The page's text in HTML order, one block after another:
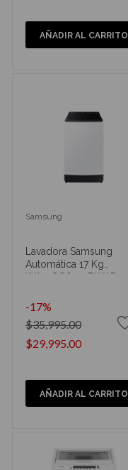
AÑADIR AL CARRITO
Samsung
Lavadora Samsung
Automática 17 Kg
WA17CG6441BWAP
$29,995.00
$35,995.00
-17%
AÑADIR AL CARRITO